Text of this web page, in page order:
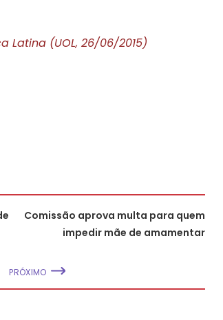
Latina (UOL, 26/06/2015)
Comissão aprova multa para quem
impedir mãe de amamentar
PRÓXIMO